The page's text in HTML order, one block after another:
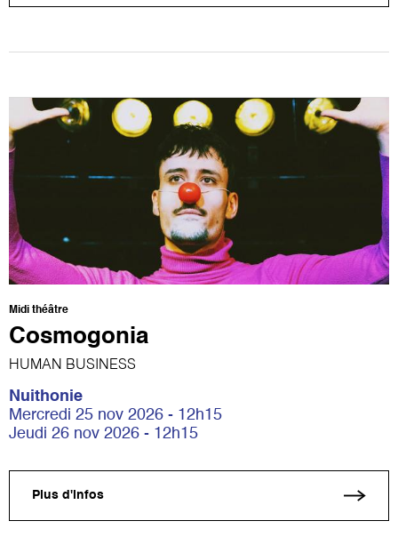
Midi théâtre
Cosmogonia
HUMAN BUSINESS
Nuithonie
Mercredi 25 nov 2026 - 12h15
Jeudi 26 nov 2026 - 12h15
Plus d'infos